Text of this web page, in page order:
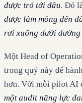
được trỏ tới đâu. Đó
được làm mỏng đến
rơi xuống dưới
Một Head of
trong quý này để
hơn. Với mỗi pilot AI
một audit năng lực